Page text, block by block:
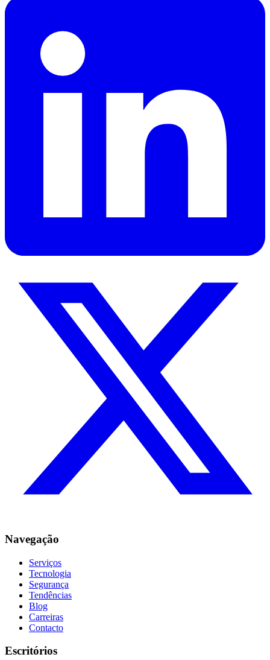
Navegação
Serviços
Tecnologia
Segurança
Tendências
Blog
Carreiras
Contacto
Escritórios